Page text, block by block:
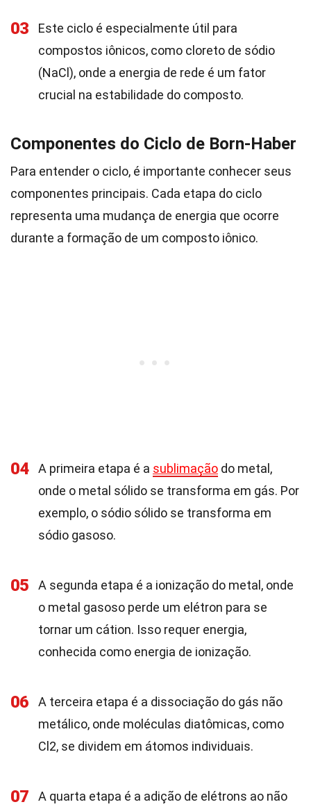
03
Este ciclo é especialmente útil para
compostos iônicos, como cloreto de sódio
(NaCl), onde a energia de rede é um fator
crucial na estabilidade do composto.
Componentes do Ciclo de Born-Haber
Para entender o ciclo, é importante conhecer seus
componentes principais. Cada etapa do ciclo
representa uma mudança de energia que ocorre
durante a formação de um composto iônico.
04 A primeira etapa é a sublimação do metal,
onde o metal sólido se transforma em gás. Por
exemplo, o sódio sólido se transforma em
sódio gasoso.
05
A segunda etapa é a ionização do metal, onde
o metal gasoso perde um elétron para se
tornar um cátion. Isso requer energia,
conhecida como energia de ionização.
06
A terceira etapa é a dissociação do gás não
metálico, onde moléculas diatômicas, como
Cl2, se dividem em átomos individuais.
07 A quarta etapa é a adição de elétrons ao não